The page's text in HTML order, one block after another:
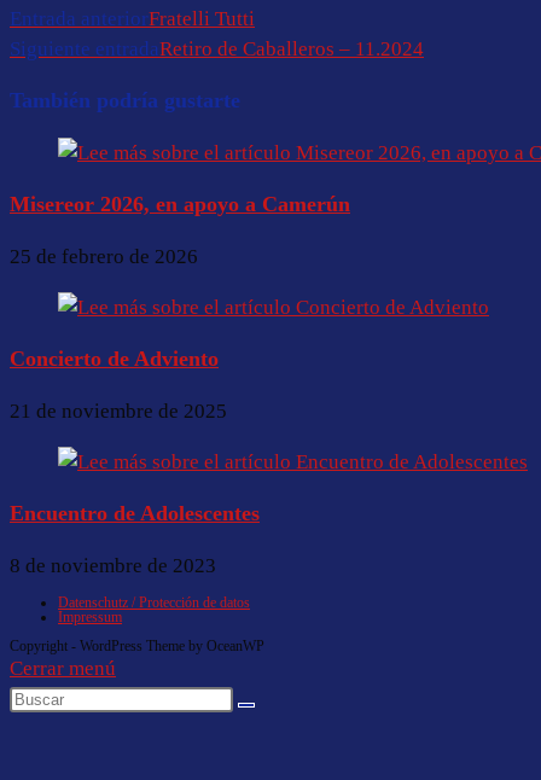
Entrada anteriorFratelli Tutti
Siguiente entradaRetiro de Caballeros – 11.2024
También podría gustarte
Misereor 2026, en apoyo a Camerún
25 de febrero de 2026
Concierto de Adviento
21 de noviembre de 2025
Encuentro de Adolescentes
8 de noviembre de 2023
Datenschutz / Protección de datos
Impressum
Copyright - WordPress Theme by OceanWP
Cerrar menú